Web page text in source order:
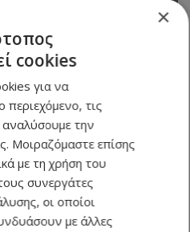
στην Ανδρολίκου
τιμή
τ.μ. σε
×
cookies
για να
περιεχόμενο, τις
αναλύσουμε την
Μοιραζόμαστε επίσης
με τη χρήση του
συνεργάτες
οι οποίοι
με άλλες